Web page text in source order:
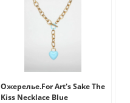
Ожерелье.For Art's Sake The
Kiss Necklace Blue